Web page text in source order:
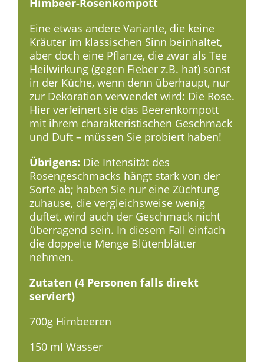
Himbeer-Rosenkompott
Eine etwas andere Variante, die keine
Kräuter im klassischen Sinn beinhaltet,
aber doch eine Pflanze, die zwar als Tee
Heilwirkung (gegen Fieber z.B. hat) sonst
in der Küche, wenn denn überhaupt, nur
zur Dekoration verwendet wird: Die Rose.
Hier verfeinert sie das Beerenkompott
mit ihrem charakteristischen Geschmack
und Duft – müssen Sie probiert haben!
Übrigens: Die Intensität des
Rosengeschmacks hängt stark von der
Sorte ab; haben Sie nur eine Züchtung
zuhause, die vergleichsweise wenig
duftet, wird auch der Geschmack nicht
überragend sein. In diesem Fall einfach
die doppelte Menge Blütenblätter
nehmen.
Zutaten (4 Personen falls direkt
serviert)
700g Himbeeren
150 ml Wasser